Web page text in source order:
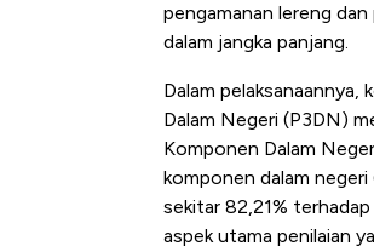
pengamanan lereng
dalam jangka panjang.
Dalam
Dalam Negeri (P3DN)
Komponen Dalam
komponen dalam
sekitar 82,21%
aspek utama penilaian